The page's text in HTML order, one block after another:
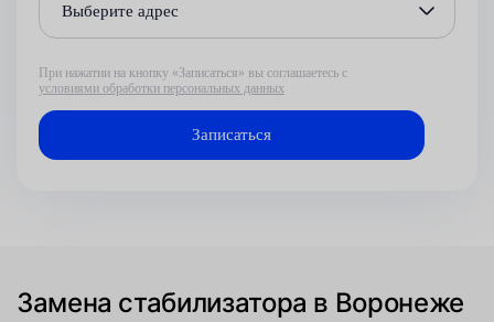
Выберите адрес
При нажатии на кнопку «Записаться» вы соглашаетесь с
условиями обработки персональных данных
Замена стабилизатора в Воронеже